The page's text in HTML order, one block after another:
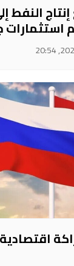
النفط
استثمارات
اقتصادية